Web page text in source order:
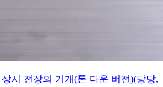
시 전장의 기개(톤 다운 버전)(당당,